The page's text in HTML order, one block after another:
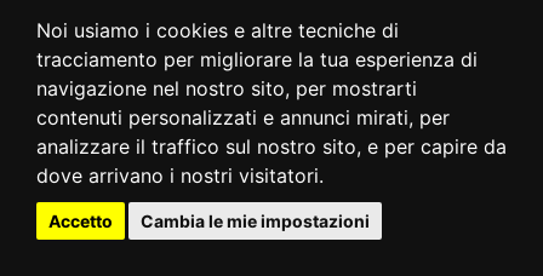
Noi usiamo i cookies e altre tecniche di
tracciamento per migliorare la tua esperienza di
navigazione nel nostro sito, per mostrarti
contenuti personalizzati e annunci mirati, per
analizzare il traffico sul nostro sito, e per capire da
dove arrivano i nostri visitatori.
Accetto Cambia le mie impostazioni